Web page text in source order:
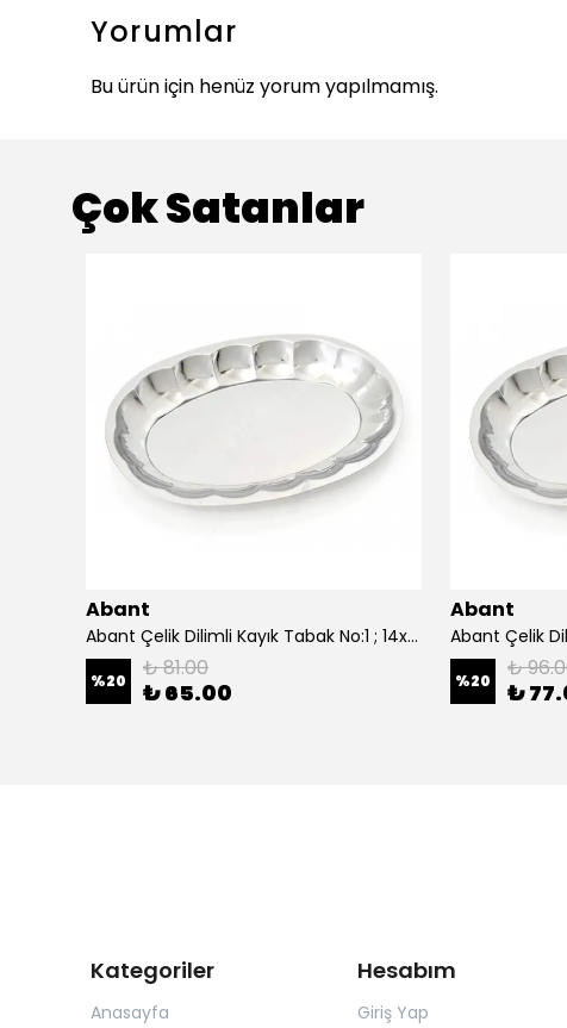
Yorumlar
Bu ürün için henüz yorum yapılmamış.
Çok Satanlar
Abant
Abant Çelik Dilimli Kayık Tabak No:1 ; 14x21 cm.
%20 ₺ 81.00
₺ 65.00
Abant
%20 ₺
₺
Kategoriler
Anasayfa
Hesabım
Giriş Yap